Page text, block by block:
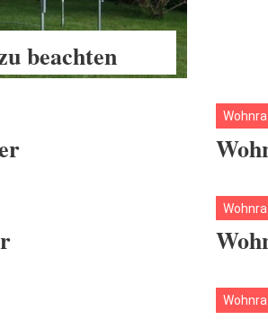
beachten